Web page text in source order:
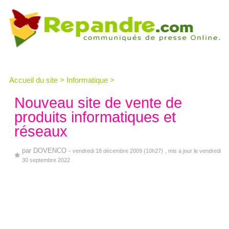
Accueil du site > Informatique >
Nouveau site de vente de
produits informatiques et
réseaux
par DOVENCO - vendredi 18 décembre 2009 (10h27)
, mis a jour le vendredi
30 septembre 2022